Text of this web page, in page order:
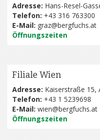
Adresse: Hans-Resel-
Telefon: +43 316 763300
E-Mail: graz@bergfuchs.at
Öffnungszeiten
Filiale Wien
Adresse: Kaiserstraße 15,
Telefon: +43 1 5239698
E-Mail: wien@bergfuchs.at
Öffnungszeiten